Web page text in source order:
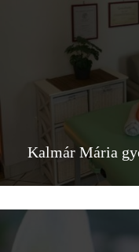
Kalmár Mária